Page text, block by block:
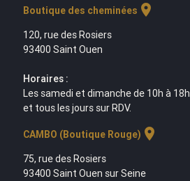
Boutique des cheminées location_on
120, rue des Rosiers
93400 Saint Ouen
Horaires :
Les samedi et dimanche de 10h à 18h
et tous les jours sur RDV.
CAMBO (Boutique Rouge) location_on
75, rue des Rosiers
93400 Saint Ouen sur Seine